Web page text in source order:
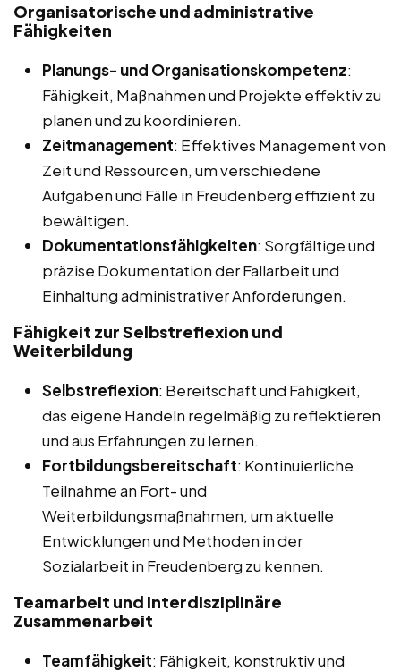
Organisatorische und administrative
Fähigkeiten
Planungs- und Organisationskompetenz:
Fähigkeit, Maßnahmen und Projekte effektiv zu
planen und zu koordinieren.
Zeitmanagement: Effektives Management von
Zeit und Ressourcen, um verschiedene
Aufgaben und Fälle in Freudenberg effizient zu
bewältigen.
Dokumentationsfähigkeiten: Sorgfältige und
präzise Dokumentation der Fallarbeit und
Einhaltung administrativer Anforderungen.
Fähigkeit zur Selbstreflexion und
Weiterbildung
Selbstreflexion: Bereitschaft und Fähigkeit,
das eigene Handeln regelmäßig zu reflektieren
und aus Erfahrungen zu lernen.
Fortbildungsbereitschaft: Kontinuierliche
Teilnahme an Fort- und
Weiterbildungsmaßnahmen, um aktuelle
Entwicklungen und Methoden in der
Sozialarbeit in Freudenberg zu kennen.
Teamarbeit und interdisziplinäre
Zusammenarbeit
Teamfähigkeit: Fähigkeit, konstruktiv und